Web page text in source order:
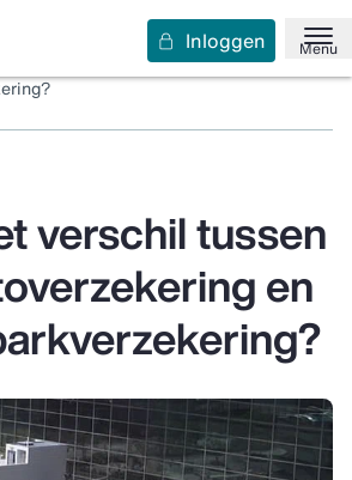
Menu
Inloggen
Aansprakelijkheid en rechtsbijstand
tussen een Autoverzekering en
verschil tussen
en